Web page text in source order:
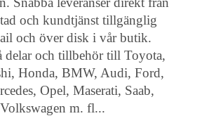
och kundtjänst tillgänglig
och över disk i vår butik.
delar och tillbehör till Toyota,
Honda, BMW, Audi, Ford,
Opel, Maserati, Saab,
m. fl...